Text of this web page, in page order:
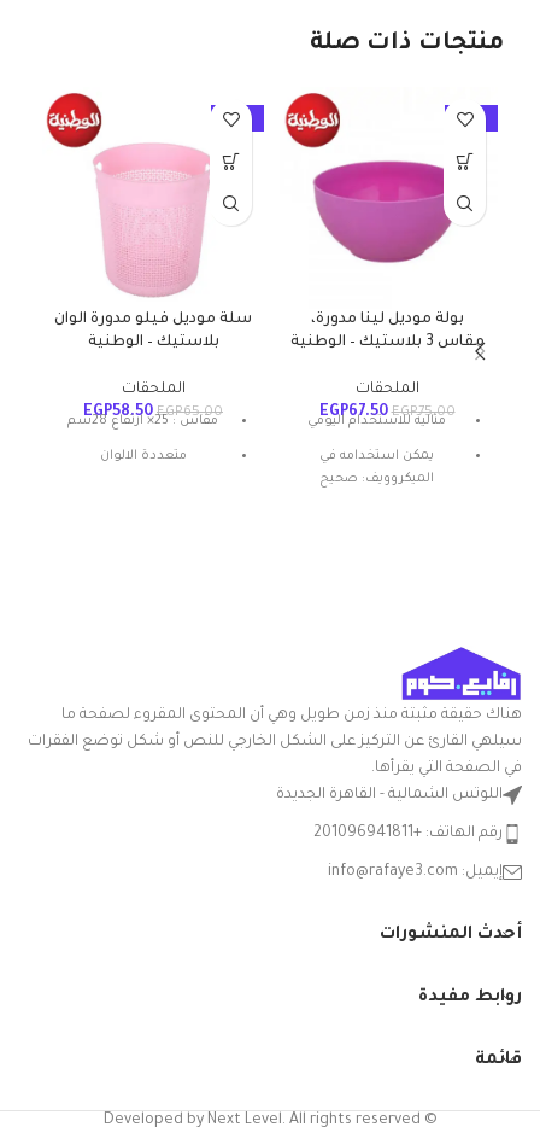
منتجات ذات صلة
-10%
بولة موديل لينا مدورة،
مقاس 3 بلاستيك – الوطنية
الملحقات
EGP75.00
EGP67.50
مثالية للاستخدام اليومي
يمكن استخدامه في
الميكروويف: صحيح
-10%
سلة موديل فيلو مدورة الوان
بلاستيك – الوطنية
الملحقات
EGP65.00
EGP58.50 مقاس : 25× ارتفاع 28سم
متعددة الالوان
هناك حقيقة مثبتة منذ زمن طويل وهي أن المحتوى المقروء لصفحة ما
سيلهي القارئ عن التركيز على الشكل الخارجي للنص أو شكل توضع الفقرات
في الصفحة التي يقرأها.
اللوتس الشمالية - القاهرة الجديدة
رقم الهاتف: +201096941811
إيميل: info@rafaye3.com
أحدث المنشورات
روابط مفيدة
قائمة
© Developed by Next Level. All rights reserved